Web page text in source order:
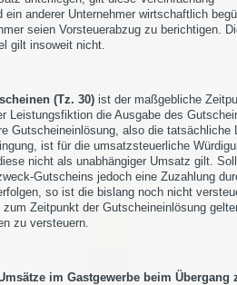
ein anderer Unternehmer wirtschaftlich
seien Vorsteuerabzug zu berichtigen.
gilt insoweit nicht.
(Tz. 30) ist der maßgebliche
Leistungsfiktion die Ausgabe des
Gutscheineinlösung, also die tatsächliche
ist für die umsatzsteuerliche
nicht als unabhängiger Umsatz gilt.
Gutscheins jedoch eine Zuzahlung
so ist die bislang noch nicht
zum Zeitpunkt der Gutscheineinlösung
zu versteuern.
im Gastgewerbe beim Übergang